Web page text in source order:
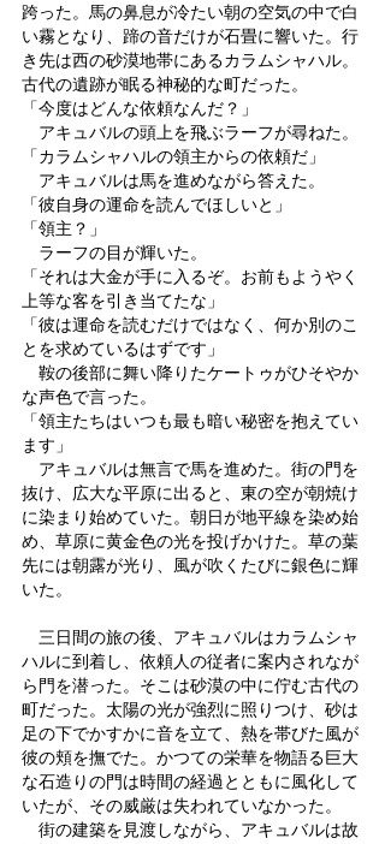
跨った。馬の鼻息が冷たい朝の空気の中で白
い霧となり、蹄の音だけが石畳に響いた。行
き先は西の砂漠地帯にあるカラムシャハル。
古代の遺跡が眠る神秘的な町だった。
「今度はどんな依頼なんだ？」
アキュバルの頭上を飛ぶラーフが尋ねた。
「カラムシャハルの領主からの依頼だ」
アキュバルは馬を進めながら答えた。
「彼自身の運命を読んでほしいと」
「領主？」
ラーフの目が輝いた。
「それは大金が手に入るぞ。お前もようやく
上等な客を引き当てたな」
「彼は運命を読むだけではなく、何か別のこ
とを求めているはずです」
鞍の後部に舞い降りたケートゥがひそやか
な声色で言った。
「領主たちはいつも最も暗い秘密を抱えてい
ます」
アキュバルは無言で馬を進めた。街の門を
抜け、広大な平原に出ると、東の空が朝焼け
に染まり始めていた。朝日が地平線を染め始
め、草原に黄金色の光を投げかけた。草の葉
先には朝露が光り、風が吹くたびに銀色に輝
いた。
三日間の旅の後、アキュバルはカラムシャ
ハルに到着し、依頼人の従者に案内されなが
ら門を潜った。そこは砂漠の中に佇む古代の
町だった。太陽の光が強烈に照りつけ、砂は
足の下でかすかに音を立て、熱を帯びた風が
彼の頬を撫でた。かつての栄華を物語る巨大
な石造りの門は時間の経過とともに風化して
いたが、その威厳は失われていなかった。
街の建築を見渡しながら、アキュバルは故